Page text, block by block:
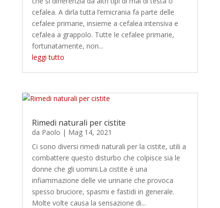
cefalea. A dirla tutta l’emicrania fa parte delle
cefalee primarie, insieme a cefalea intensiva e
cefalea a grappolo. Tutte le cefalee primarie,
fortunatamente, non...
leggi tutto
Rimedi naturali per cistite
da Paolo | Mag 14, 2021
Ci sono diversi rimedi naturali per la cistite, utili a
combattere questo disturbo che colpisce sia le
donne che gli uomini.La cistite è una
infiammazione delle vie urinarie che provoca
spesso bruciore, spasmi e fastidi in generale.
Molte volte causa la sensazione di...